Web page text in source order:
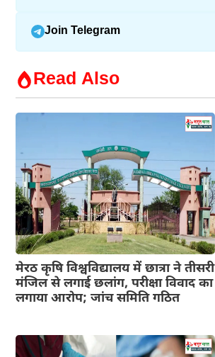
Join Telegram
Read Also
मेरठ कृषि विश्वविद्यालय में छात्रा ने तीसरी
मंजिल से लगाई छलांग, परीक्षा विवाद का
लगाया आरोप; जांच समिति गठित